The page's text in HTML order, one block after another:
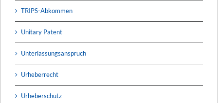
TRIPS-Abkommen
Unitary Patent
Unterlassungsanspruch
Urheberrecht
Urheberschutz